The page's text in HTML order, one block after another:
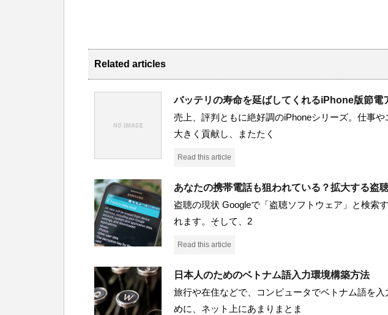
Related articles
バッテリの寿命を延ばしてくれるiPhone版節電
売上、評判ともに絶好調のiPhoneシリーズ。仕事
大きく貢献し、またたく
Read this article
あなたの携帯電話も狙われている？拡大する盗
盗聴の現状 Googleで「盗聴ソフトウェア」と検索
れます。そして、2
Read this article
日本人のためのベトナム語入力環境構築方法
旅行や在住などで、コンピュータでベトナム語を
めに、ネット上にあまりまとま